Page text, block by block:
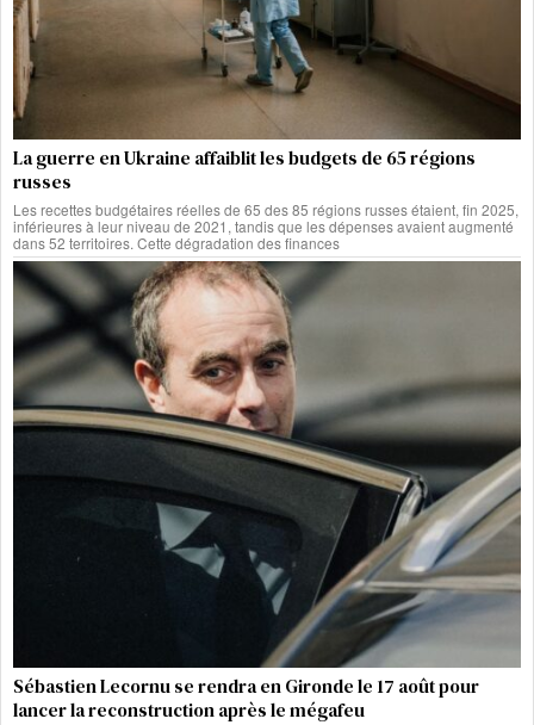
La guerre en Ukraine affaiblit les budgets de 65 régions
russes
Les recettes budgétaires réelles de 65 des 85 régions russes étaient, fin 2025,
inférieures à leur niveau de 2021, tandis que les dépenses avaient augmenté
dans 52 territoires. Cette dégradation des finances
Sébastien Lecornu se rendra en Gironde le 17 août pour
lancer la reconstruction après le mégafeu